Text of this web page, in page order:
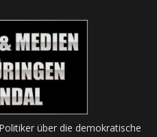
über die demokratische